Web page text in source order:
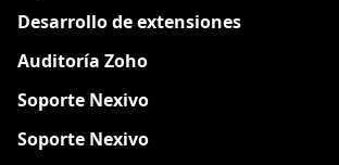
Desarrollo de extensiones
Auditoría Zoho
Soporte Nexivo
Soporte Nexivo